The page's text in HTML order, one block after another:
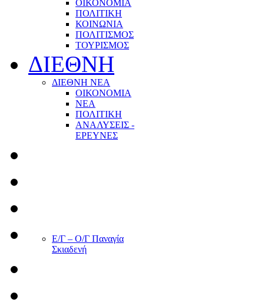
ΟΙΚΟΝΟΜΙΑ
ΠΟΛΙΤΙΚΗ
ΚΟΙΝΩΝΙΑ
ΠΟΛΙΤΙΣΜΟΣ
ΤΟΥΡΙΣΜΟΣ
ΔΙΕΘΝΗ
ΔΙΕΘΝΗ ΝΕΑ
ΟΙΚΟΝΟΜΙΑ
ΝΕΑ
ΠΟΛΙΤΙΚΗ
ΑΝΑΛΥΣΕΙΣ -
ΕΡΕΥΝΕΣ
Ε/Γ – Ο/Γ Παναγία
Σκιαδενή